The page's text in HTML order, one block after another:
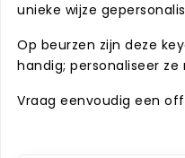
unieke wijze
Op beurzen zijn deze
handig; personaliseer
Vraag eenvoudig een